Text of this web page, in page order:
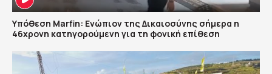
Υπόθεση Marfin: Ενώπιον της Δικαιοσύνης σήμερα η
46χρονη κατηγορούμενη για τη φονική επίθεση